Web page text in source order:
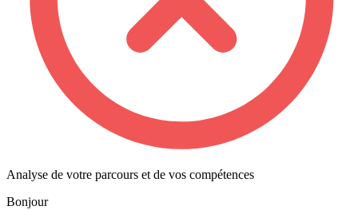
Analyse de votre parcours et de vos compétences
Bonjour